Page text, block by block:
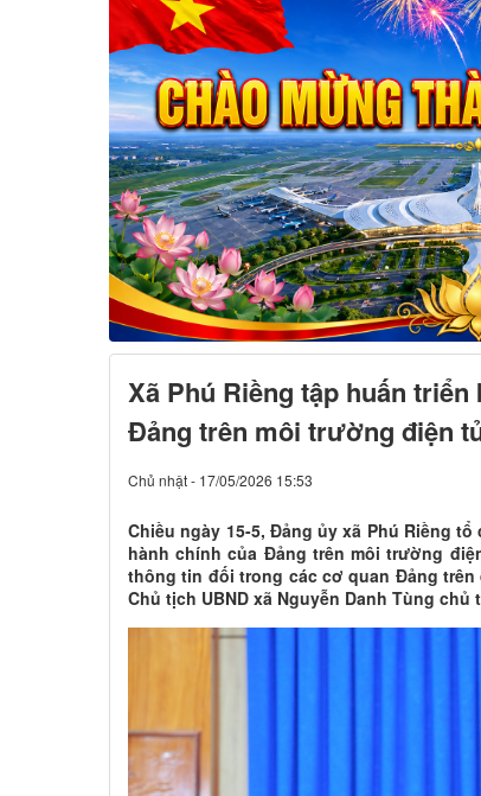
Xã Phú Riềng tập huấn
Đảng trên môi trường điện
Chủ nhật - 17/05/2026 15:53
Chiều ngày 15-5, Đảng ủy xã Phú Riềng
hành chính của Đảng trên môi trường
thông tin đối trong các cơ quan Đảng
Chủ tịch UBND xã Nguyễn Danh Tùng chủ